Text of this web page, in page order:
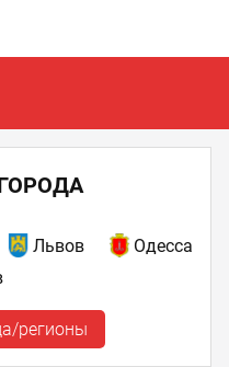
Львов
Одесса
регионы